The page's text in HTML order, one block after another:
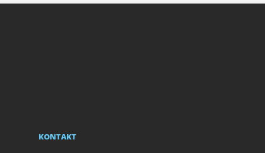
KONTAKT